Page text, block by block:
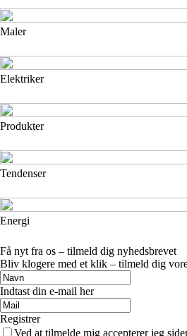
Maler
Elektriker
Produkter
Tendenser
Energi
Få nyt fra os – tilmeld dig nyhedsbrevet
Bliv klogere med et klik – tilmeld dig
Indtast din e-mail her
Registrer
Ved at tilmelde mig accepterer jeg